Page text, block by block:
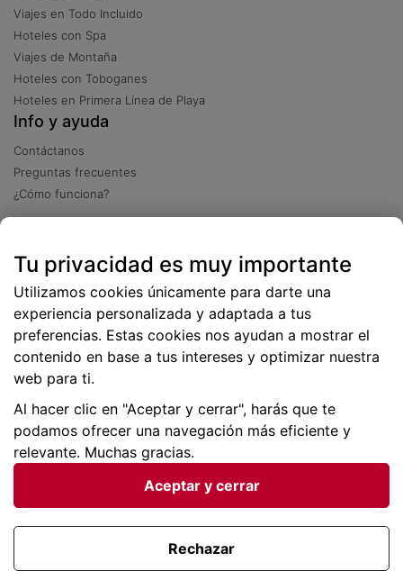
Viajes en Todo Incluido
Hoteles con Spa
Viajes de Montaña
Hoteles con Toboganes
Hoteles en Primera Línea de Playa
Info y ayuda
Contáctanos
Preguntas frecuentes
¿Cómo funciona?
Más de 2 millones de descargas
Condiciones generales |Privacidad de datos | Política
Viajes para ti SLU Copyright © BuscoUnChollo.com
Tu privacidad es muy importante
Utilizamos cookies únicamente para darte una
experiencia personalizada y adaptada a tus
preferencias. Estas cookies nos ayudan a mostrar el
contenido en base a tus intereses y optimizar nuestra
web para ti.
Al hacer clic en "Aceptar y cerrar", harás que te
podamos ofrecer una navegación más eficiente y
relevante. Muchas gracias.
Aceptar y cerrar
Rechazar